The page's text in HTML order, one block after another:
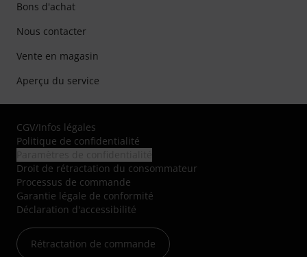
Bons d'achat
Nous contacter
Vente en magasin
Aperçu du service
CGV/Infos légales
Politique de confidentialité
Droit de rétractation du consommateur
Processus de commande
Garantie légale de conformité
Déclaration d'accessibilité
Rétractation de commande